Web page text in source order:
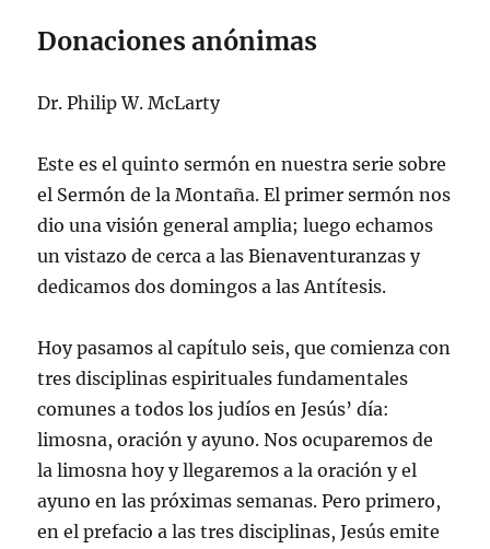
Donaciones anónimas
Dr. Philip W. McLarty
Este es el quinto sermón en nuestra serie sobre
el Sermón de la Montaña. El primer sermón nos
dio una visión general amplia; luego echamos
un vistazo de cerca a las Bienaventuranzas y
dedicamos dos domingos a las Antítesis.
Hoy pasamos al capítulo seis, que comienza con
tres disciplinas espirituales fundamentales
comunes a todos los judíos en Jesús’ día:
limosna, oración y ayuno. Nos ocuparemos de
la limosna hoy y llegaremos a la oración y el
ayuno en las próximas semanas. Pero primero,
en el prefacio a las tres disciplinas, Jesús emite